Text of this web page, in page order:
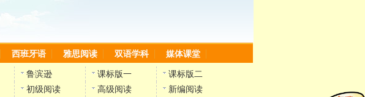
西班牙语 雅思阅读 双语学科 媒体课堂
鲁滨逊 课标版一
课标版二
初级阅读 高级阅读
新编阅读